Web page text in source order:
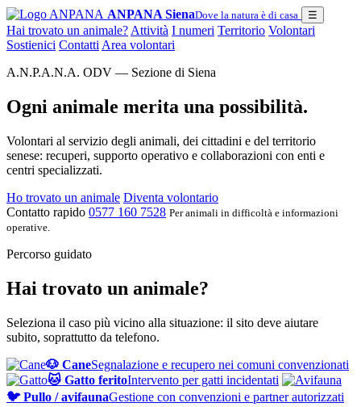
ANPANA SienaDove la natura è di casa ☰
Hai trovato un animale? Attività I numeri Territorio Volontari
Sostienici Contatti Area volontari
A.N.P.A.N.A. ODV — Sezione di Siena
Ogni animale merita una possibilità.
Volontari al servizio degli animali, dei cittadini e del territorio
senese: recuperi, supporto operativo e collaborazioni con enti e
centri specializzati.
Ho trovato un animale Diventa volontario
Contatto rapido 0577 160 7528 Per animali in difficoltà e informazioni
operative.
Percorso guidato
Hai trovato un animale?
Seleziona il caso più vicino alla situazione: il sito deve aiutare
subito, soprattutto da telefono.
🐶 CaneSegnalazione e recupero nei comuni convenzionati
🐱 Gatto feritoIntervento per gatti incidentati
🐦 Pullo / avifaunaGestione con convenzioni e partner autorizzati